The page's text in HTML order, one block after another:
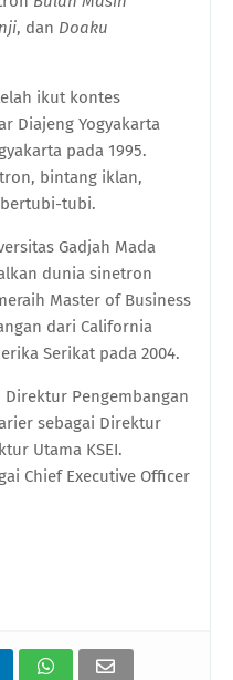
, dan Doaku
ikut kontes
Diajeng Yogyakarta
pada 1995.
bintang iklan,
tubi.
Gadjah Mada
dunia sinetron
Master of Business
dari California
Serikat pada 2004.
Direktur Pengembangan
sebagai Direktur
Utama KSEI.
Chief Executive Officer